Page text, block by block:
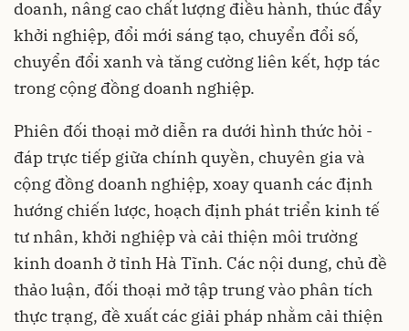
doanh, nâng cao chất lượng điều hành, thúc đẩy
khởi nghiệp, đổi mới sáng tạo, chuyển đổi số,
chuyển đổi xanh và tăng cường liên kết, hợp tác
trong cộng đồng doanh nghiệp.
Phiên đối thoại mở diễn ra dưới hình thức hỏi -
đáp trực tiếp giữa chính quyền, chuyên gia và
cộng đồng doanh nghiệp, xoay quanh các định
hướng chiến lược, hoạch định phát triển kinh tế
tư nhân, khởi nghiệp và cải thiện môi trường
kinh doanh ở tỉnh Hà Tĩnh. Các nội dung, chủ đề
thảo luận, đối thoại mở tập trung vào phân tích
thực trạng, đề xuất các giải pháp nhằm cải thiện